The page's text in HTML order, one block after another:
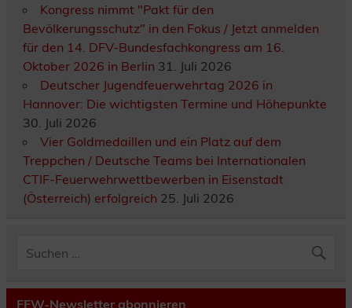
Kongress nimmt "Pakt für den
Bevölkerungsschutz" in den Fokus / Jetzt anmelden
für den 14. DFV-Bundesfachkongress am 16.
Oktober 2026 in Berlin 31. Juli 2026
Deutscher Jugendfeuerwehrtag 2026 in
Hannover: Die wichtigsten Termine und Höhepunkte
30. Juli 2026
Vier Goldmedaillen und ein Platz auf dem
Treppchen / Deutsche Teams bei Internationalen
CTIF-Feuerwehrwettbewerben in Eisenstadt
(Österreich) erfolgreich 25. Juli 2026
FFW-Newsletter abonnieren